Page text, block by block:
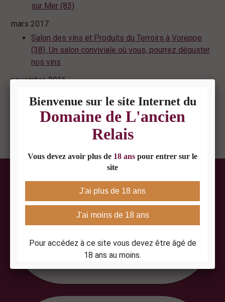
sur Mer (83)
mars 2017
Salon des vins et Produits du Terroirs à Voreppe
(38). Un salon conviviale où vous, pourrez déguster
nos vins
novembre 2016
Voir toutes les actualités
En demandant
un devis gratuit ?
Je demande un devis